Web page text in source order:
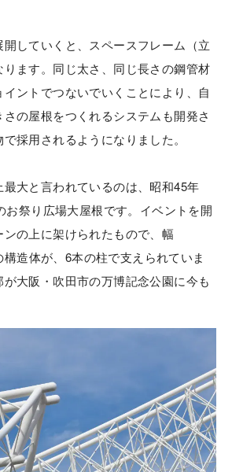
開していくと、スペースフレーム（立
ます。同じ太さ、同じ長さの鋼管材
ントでつないでいくことにより、自
の屋根をつくれるシステムも開発さ
採用されるようになりました。
大と言われているのは、昭和45年
お祭り広場大屋根です。イベントを開
の上に架けられたもので、幅
造体が、6本の柱で支えられていま
が大阪・吹田市の万博記念公園に今も